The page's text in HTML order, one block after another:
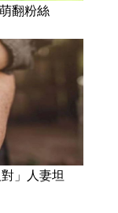
翻粉絲
」人妻坦